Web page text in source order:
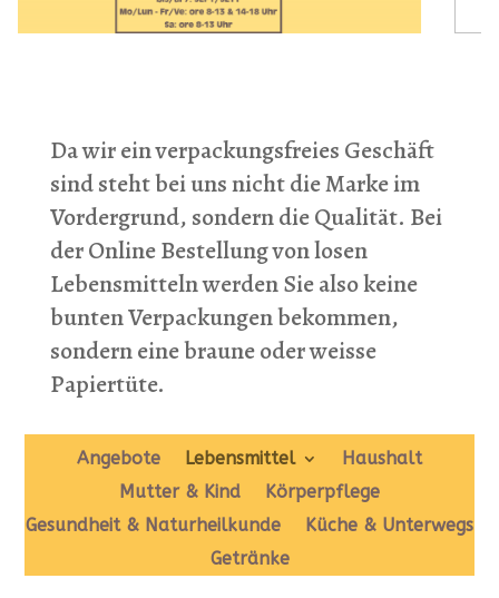
Da wir ein verpackungsfreies Geschäft
sind steht bei uns nicht die Marke im
Vordergrund, sondern die Qualität. Bei
der Online Bestellung von losen
Lebensmitteln werden Sie also keine
bunten Verpackungen bekommen,
sondern eine braune oder weisse
Papiertüte.
Angebote Lebensmittel
Haushalt
Mutter & Kind
Körperpflege
Gesundheit & Naturheilkunde
Küche & Unterwegs
Getränke